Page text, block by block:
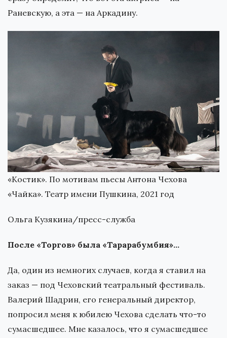
Раневскую, а эта — на Аркадину.
«Костик». По мотивам пьесы Антона Чехова
«Чайка». Театр имени Пушкина, 2021 год
Ольга Кузякина/пресс-служба
После «Торгов» была «Тарарабумбия»…
Да, один из немногих случаев, когда я ставил на
заказ — под Чеховский театральный фестиваль.
Валерий Шадрин, его генеральный директор,
попросил меня к юбилею Чехова сделать что-то
сумасшедшее. Мне казалось, что я сумасшедшее